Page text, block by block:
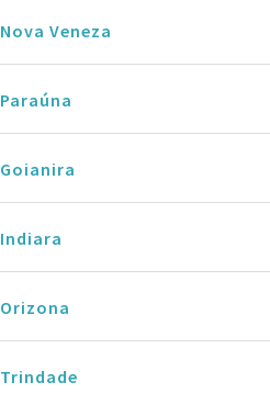
Nova Veneza
Paraúna
Goianira
Indiara
Orizona
Trindade